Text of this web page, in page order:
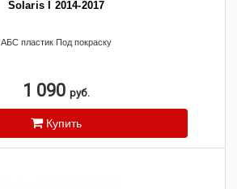
Solaris I 2014-2017
АБС пластик Под покраску
1 090 руб.
Купить